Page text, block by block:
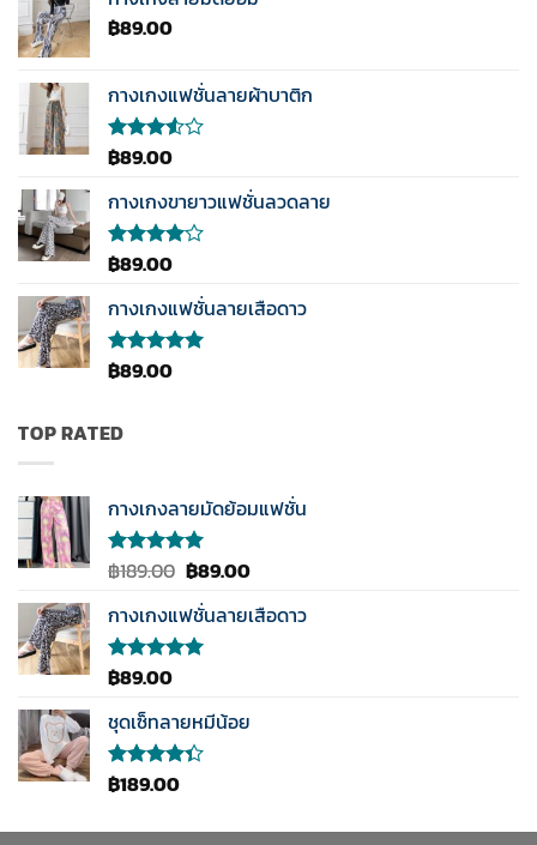
฿89.00
กางเกงแฟชั่นลายผ้าบาติก
ให้
ตั้งแต่
1-5
฿89.00
กางเกงขายาวแฟชั่นลวดลาย
ให้
ตั้งแต่ 1-
5
฿89.00
กางเกงแฟชั่นลายเสือดาว
ให้คะแนน
คะแนน
฿89.00
TOP RATED
กางเกงลายมัดย้อมแฟชั่น
ให้คะแนน
คะแนน
฿189.00 Original
was:
฿189.00.
฿89.00Current
is:
กางเกงแฟชั่นลายเสือดาว
ให้คะแนน
คะแนน
฿89.00
ชุดเซ็ทลายหมีน้อย
ให้
฿189.00